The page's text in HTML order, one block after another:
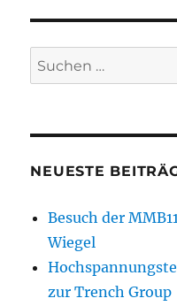
Suchen
nach:
NEUESTE
Besuch der
Wiegel
zur Trench Group